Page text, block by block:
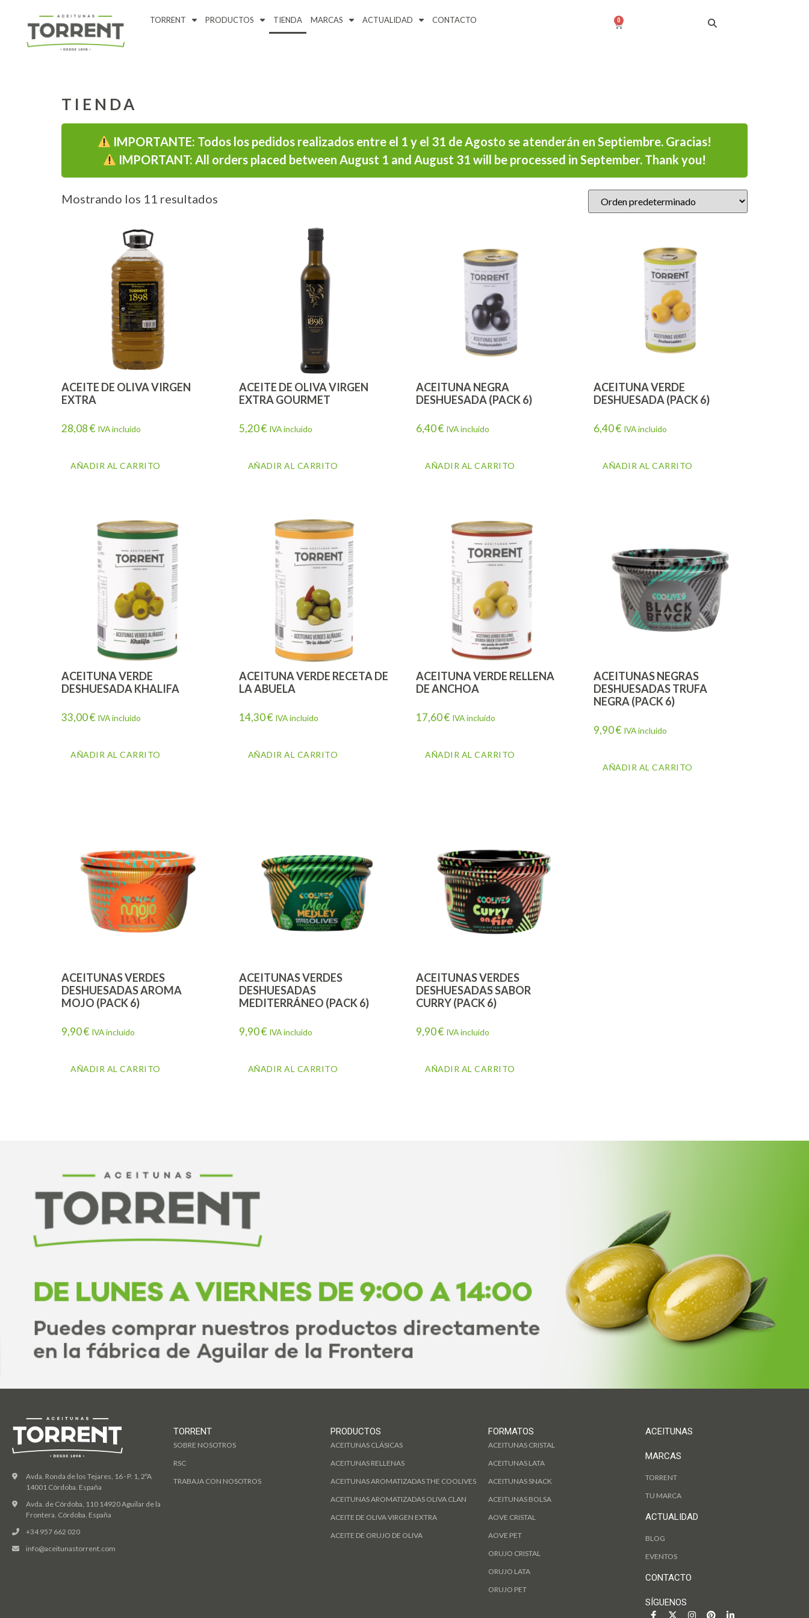
TORRENT PRODUCTOS TIENDA MARCAS ACTUALIDAD CONTACTO 0
TIENDA
IMPORTANTE: Todos los pedidos realizados entre el 1 y el 31 de Agosto se atenderán en Septiembre. Gracias!
IMPORTANT: All orders placed between August 1 and August 31 will be processed in September. Thank you!
Mostrando los 11 resultados
ACEITE DE OLIVA VIRGEN
EXTRA
28,08€ IVA incluido
AÑADIR AL CARRITO
ACEITE DE OLIVA VIRGEN
EXTRA GOURMET
5,20€ IVA incluido
AÑADIR AL CARRITO
ACEITUNA NEGRA
DESHUESADA (PACK 6)
6,40€ IVA incluido
AÑADIR AL CARRITO
ACEITUNA VERDE
DESHUESADA (PACK 6)
6,40€ IVA incluido
AÑADIR AL CARRITO
ACEITUNA VERDE
DESHUESADA KHALIFA
33,00€ IVA incluido
AÑADIR AL CARRITO
ACEITUNA VERDE RECETA DE
LA ABUELA
14,30€ IVA incluido
AÑADIR AL CARRITO
ACEITUNA VERDE RELLENA
DE ANCHOA
17,60€ IVA incluido
AÑADIR AL CARRITO
ACEITUNAS NEGRAS
DESHUESADAS TRUFA
NEGRA (PACK 6)
9,90€ IVA incluido
AÑADIR AL CARRITO
ACEITUNAS VERDES
DESHUESADAS AROMA
MOJO (PACK 6)
9,90€ IVA incluido
AÑADIR AL CARRITO
ACEITUNAS VERDES
DESHUESADAS
MEDITERRÁNEO (PACK 6)
9,90€ IVA incluido
AÑADIR AL CARRITO
ACEITUNAS VERDES
DESHUESADAS SABOR
CURRY (PACK 6)
9,90€ IVA incluido
AÑADIR AL CARRITO
Avda. Ronda de los Tejares, 16 · P. 1, 2ºA
14001 Córdoba. España
Avda. de Córdoba, 110 14920 Aguilar de la
Frontera. Córdoba. España
+34 957 662 020
info@aceitunastorrent.com
TORRENT
SOBRE NOSOTROS
RSC
TRABAJA CON NOSOTROS
PRODUCTOS
ACEITUNAS CLÁSICAS
ACEITUNAS RELLENAS
ACEITUNAS AROMATIZADAS THE COOLIVES
ACEITUNAS AROMATIZADAS OLIVA CLAN
ACEITE DE OLIVA VIRGEN EXTRA
ACEITE DE ORUJO DE OLIVA
FORMATOS
ACEITUNAS CRISTAL
ACEITUNAS LATA
ACEITUNAS SNACK
ACEITUNAS BOLSA
AOVE CRISTAL
AOVE PET
ORUJO CRISTAL
ORUJO LATA
ORUJO PET
ACEITUNAS
MARCAS
TORRENT
TU MARCA
ACTUALIDAD
BLOG
EVENTOS
CONTACTO
SÍGUENOS